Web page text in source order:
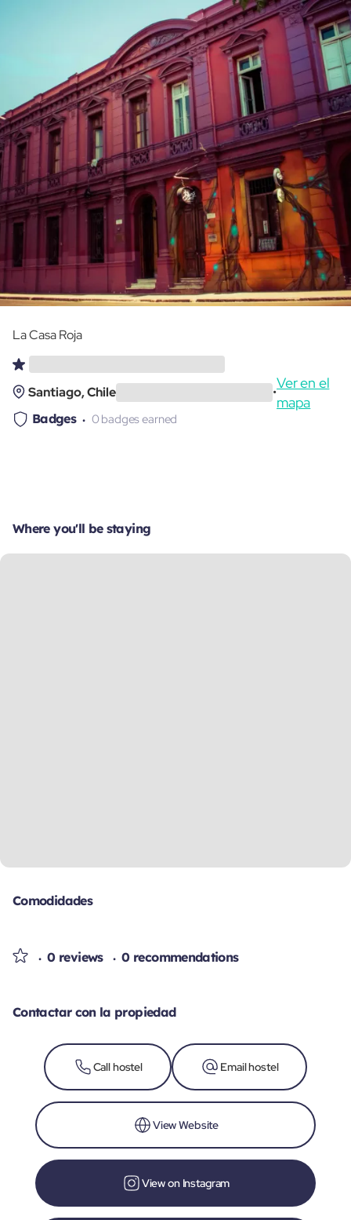
La Casa Roja
Santiago, Chile •
Ver en el
mapa
Badges 0 badges earned
Where you'll be staying
Comodidades
0 reviews 0 recommendations
Contactar con la propiedad
Call hostel Email hostel
View Website
View on Instagram